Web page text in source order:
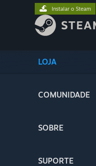
LOJA
COMUNIDADE
SOBRE
SUPORTE
Instalar o Steam